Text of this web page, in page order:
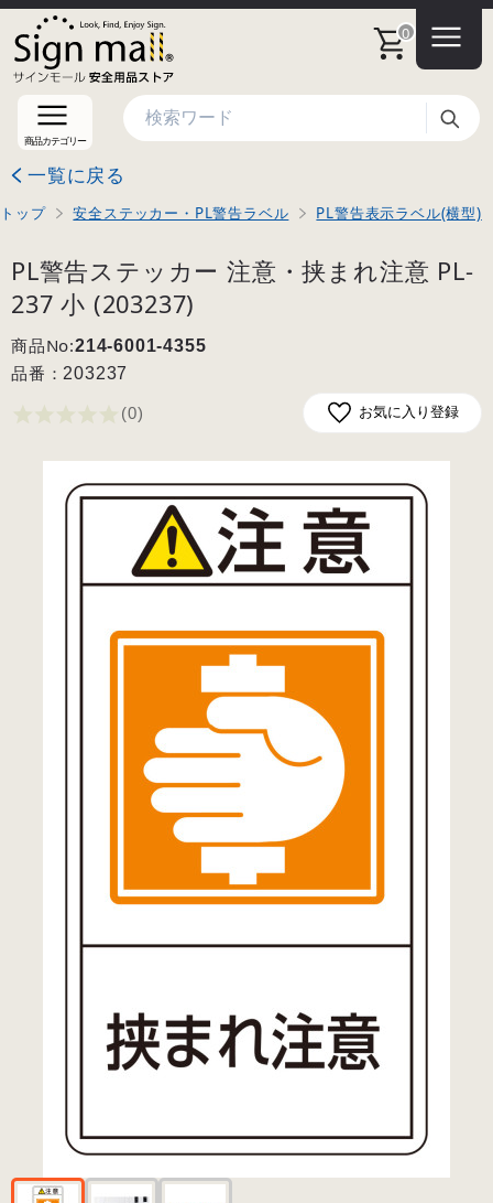
0
商品カテゴリー
検索
一覧に戻る
トップ 安全ステッカー・PL警告ラベル PL警告表示ラベル(横型)
PL警告ステッカー 注意・挟まれ注意 PL-
237 小 (203237)
商品No:214-6001-4355
品番：203237
(0) お気に入り登録